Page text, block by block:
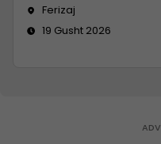
Ferizaj
19 Gusht 2026